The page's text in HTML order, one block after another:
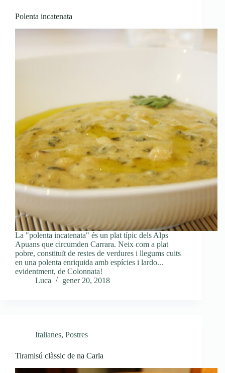
Polenta incatenata
La "polenta incatenata" és un plat típic dels Alps
Apuans que circumden Carrara. Neix com a plat
pobre, constituït de restes de verdures i llegums cuits
en una polenta enriquida amb espícies i lardo...
evidentment, de Colonnata!
Luca
gener 20, 2018
Italianes, Postres
Tiramisú clàssic de na Carla